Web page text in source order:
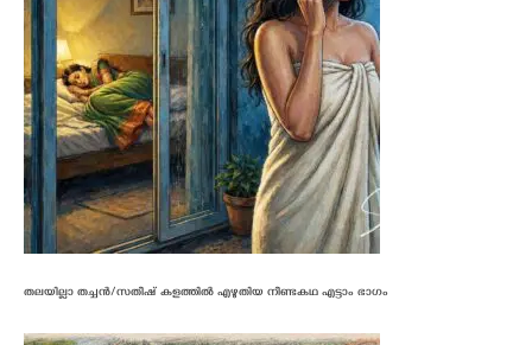
തലയില്ലാ തച്ചൻ/സതീഷ് കളത്തിൽ എഴുതിയ നീണ്ടകഥ എട്ടാം ഭാഗം